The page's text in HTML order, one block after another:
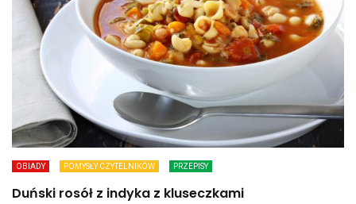
OBIADY POMYSŁY CZYTELNIKÓW PRZEPISY
Duński rosół z indyka z kluseczkami